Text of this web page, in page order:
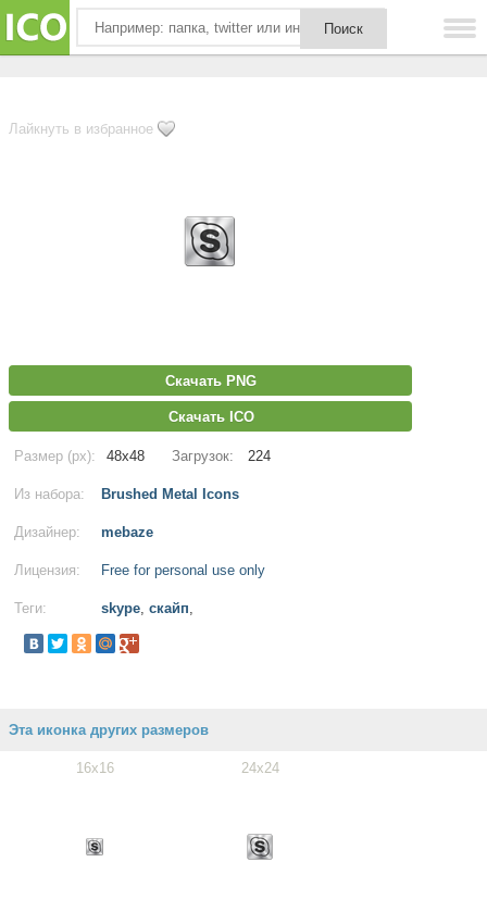
Лайкнуть в избранное
Скачать PNG
Скачать ICO
Размер (px): 48x48 Загрузок: 224
Из набора: Brushed Metal Icons
Дизайнер: mebaze
Лицензия: Free for personal use only
Теги: skype, скайп,
Эта иконка других размеров
16x16 24x24